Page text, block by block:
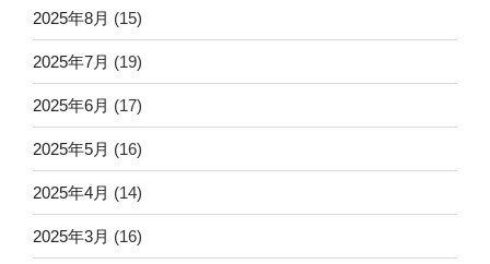
2025年8月 (15)
2025年7月 (19)
2025年6月 (17)
2025年5月 (16)
2025年4月 (14)
2025年3月 (16)